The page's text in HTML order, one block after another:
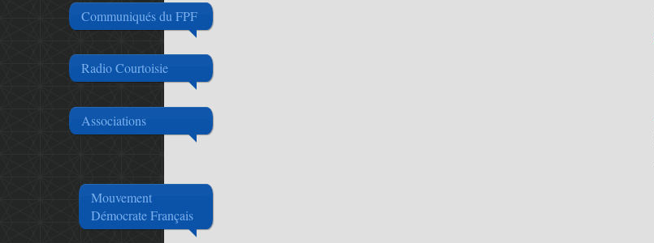
Communiqués du FPF
Radio Courtoisie
Associations
Mouvement
Démocrate Français